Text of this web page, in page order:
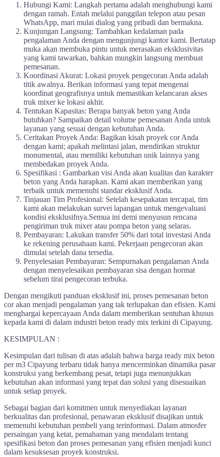
Hubungi Kami: Langkah pertama adalah menghubungi kami
dengan ramah. Entah melalui panggilan telepon atau pesan
WhatsApp, mari mulai dialog yang pribadi dan bermakna.
Kunjungan Langsung: Tambahkan kedalaman pada
pengalaman Anda dengan mengunjungi kantor kami. Bertatap
muka akan membuka pintu untuk merasakan eksklusivitas
yang kami tawarkan, bahkan mungkin langsung membuat
pemesanan.
Koordinasi Akurat: Lokasi proyek pengecoran Anda adalah
titik awalnya. Berikan informasi yang tepat mengenai
koordinat geografisnya untuk memastikan kelancaran akses
truk mixer ke lokasi akhir.
Tentukan Kapasitas: Berapa banyak beton yang Anda
butuhkan? Sampaikan detail volume pemesanan Anda untuk
layanan yang sesuai dengan kebutuhan Anda.
Ceritakan Proyek Anda: Bagikan kisah proyek cor Anda
dengan kami; apakah melintasi jalan, mendirikan struktur
monumental, atau memiliki kebutuhan unik lainnya yang
membedakan proyek Anda.
Spesifikasi : Gambarkan visi Anda akan kualitas dan karakter
beton yang Anda harapkan. Kami akan memberikan yang
terbaik untuk memenuhi standar eksklusif Anda.
Tinjauan Tim Profesional: Setelah kesepakatan tercapai, tim
kami akan melakukan survei lapangan untuk mengevaluasi
kondisi eksklusifnya.Semua ini demi menyusun rencana
pengiriman truk mixer atau pompa beton yang selaras.
Pembayaran: Lakukan transfer 50% dari total investasi Anda
ke rekening perusahaan kami. Pekerjaan pengecoran akan
dimulai setelah dana tersedia.
Penyelesaian Pembayaran: Sempurnakan pengalaman Anda
dengan menyelesaikan pembayaran sisa dengan hormat
sebelum tirai pengecoran terbuka.
Dengan mengikuti panduan eksklusif ini, proses pemesanan beton
cor akan menjadi pengalaman yang tak terlupakan dan efisien. Kami
menghargai kepercayaan Anda dalam memberikan sentuhan khusus
kepada kami di dalam industri beton ready mix terkini di Cipayung.
KESIMPULAN :
Kesimpulan dari tulisan di atas adalah bahwa harga ready mix beton
per m3 Cipayung terbaru tidak hanya mencerminkan dinamika pasar
konstruksi yang berkembang pesat, tetapi juga menunjukkan
kebutuhan akan informasi yang tepat dan solusi yang disesuaikan
untuk setiap proyek.
Sebagai bagian dari komitmen untuk menyediakan layanan
berkualitas dan profesional, penawaran eksklusif disajikan untuk
memenuhi kebutuhan pembeli yang terinformasi. Dalam atmosfer
persaingan yang ketat, pemahaman yang mendalam tentang
spesifikasi beton dan proses pemesanan yang efisien menjadi kunci
dalam kesuksesan proyek konstruksi.